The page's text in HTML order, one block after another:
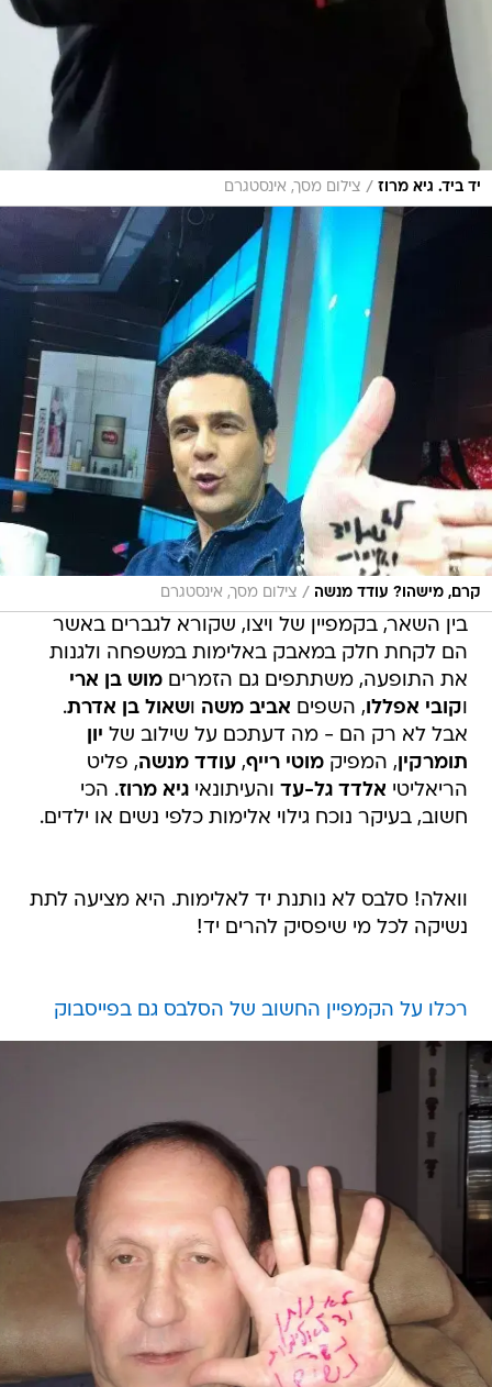
יד ביד. גיא מרוז / צילום מסך, אינסטגרם
קרם, מישהו? עודד מנשה / צילום מסך, אינסטגרם
בין השאר, בקמפיין של ויצו, שקורא לגברים באשר
הם לקחת חלק במאבק באלימות במשפחה ולגנות
את התופעה, משתתפים גם הזמריםמוש בן ארי
וקובי אפללו, השפים אביב משה ושאול בן אדרת.
אבל לא רק הם - מה דעתכם על שילוב של יון
תומרקין, המפיקמוטי רייף,עודד מנשה, פליט
הריאליטי אלדד גל-עד והעיתונאיגיא מרוז. הכי
חשוב, בעיקר נוכח גילוי אלימות כלפי נשים או ילדים.
וואלה! סלבס לא נותנת יד לאלימות. היא מציעה לתת
נשיקה לכל מי שיפסיק להרים יד!
רכלו על הקמפיין החשוב של הסלבס גם בפייסבוק